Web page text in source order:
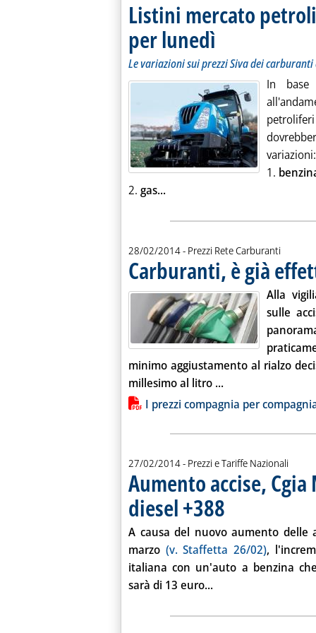
Listini mercato
per lunedì . Sottotitolo: Le variazioni
. Pubblicata venerdì 28
Le variazioni sui prezzi Siva dei
In
variazioni:
1.
2. gas...Leggi tutta la notizia: 'Listini
28/02/2014- Prezzi Rete Carburanti
Carburanti, è già
Alla
sulle
minimo aggiustamento al rialzo
millesimo al litro ...Leggi tutta la
Lista allegati PDF alla
I prezzi compagnia per
27/02/2014- Prezzi e Tariffe Nazionali
Aumento accise,
diesel +388 . Pubblicata giovedì 27
A causa del nuovo aumento delle
marzo (v. Staffetta 26/02),
italiana con un'auto a benzina
sarà di 13 euro...Leggi tutta la